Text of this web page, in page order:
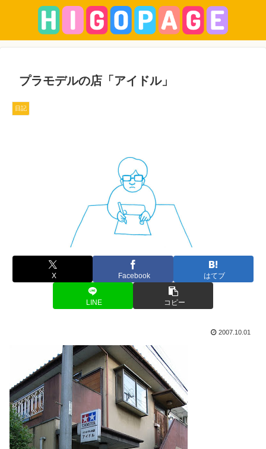
プラモデルの店「アイドル」
日記
X Facebook はてブ
LINE コピー
2007.10.01